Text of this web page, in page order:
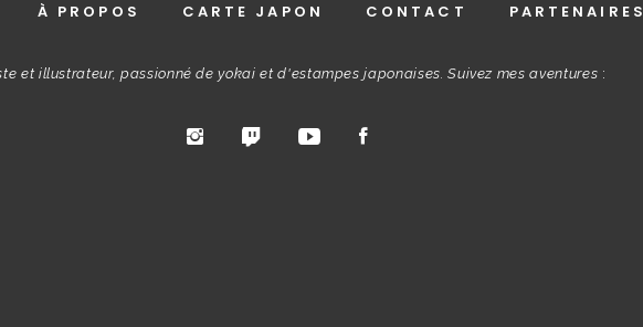
À PROPOS CARTE JAPON CONTACT PARTENAIRES
et illustrateur, passionné de yokai et d'estampes japonaises. Suivez mes aventures :